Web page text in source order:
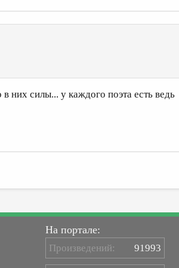
них силы... у каждого поэта есть ведь
На портале:
Произведений: 91993